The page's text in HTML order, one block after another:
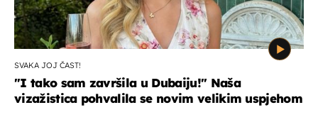
SVAKA JOJ ČAST!
"I tako sam završila u Dubaiju!" Naša
vizažistica pohvalila se novim velikim uspjehom